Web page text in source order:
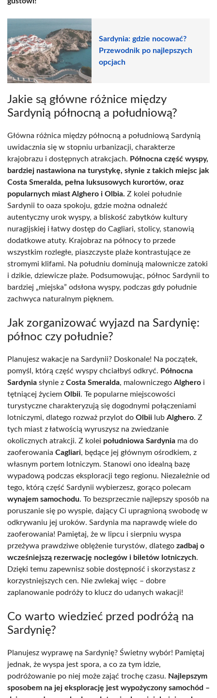
Sardynia: gdzie nocować?
Przewodnik po najlepszych
opcjach
Jakie są główne różnice między
Sardynią północną a południową?
Główna różnica między północną a południową Sardynią
uwidacznia się w stopniu urbanizacji, charakterze
krajobrazu i dostępnych atrakcjach. Północna część wyspy,
bardziej nastawiona na turystykę, słynie z takich miejsc jak
Costa Smeralda, pełna luksusowych kurortów, oraz
popularnych miast Alghero i Olbia. Z kolei południe
Sardynii to oaza spokoju, gdzie można odnaleźć
autentyczny urok wyspy, a bliskość zabytków kultury
nuragijskiej i łatwy dostęp do Cagliari, stolicy, stanowią
dodatkowe atuty. Krajobraz na północy to przede
wszystkim rozległe, piaszczyste plaże kontrastujące ze
stromymi klifami. Na południu dominują malownicze zatoki
i dzikie, dziewicze plaże. Podsumowując, północ Sardynii to
bardziej „miejska” odsłona wyspy, podczas gdy południe
zachwyca naturalnym pięknem.
Jak zorganizować wyjazd na Sardynię:
północ czy południe?
Planujesz wakacje na Sardynii? Doskonale! Na początek,
pomyśl, którą część wyspy chciałbyś odkryć. Północna
Sardynia słynie z Costa Smeralda, malowniczego Alghero i
tętniącej życiem Olbii. Te popularne miejscowości
turystyczne charakteryzują się dogodnymi połączeniami
lotniczymi, dlatego rozważ przylot do Olbii lub Alghero. Z
tych miast z łatwością wyruszysz na zwiedzanie
okolicznych atrakcji. Z kolei południowa Sardynia ma do
zaoferowania Cagliari, będące jej głównym ośrodkiem, z
własnym portem lotniczym. Stanowi ono idealną bazę
wypadową podczas eksploracji tego regionu. Niezależnie od
tego, którą część Sardynii wybierzesz, gorąco polecam
wynajem samochodu. To bezsprzecznie najlepszy sposób na
poruszanie się po wyspie, dający Ci upragnioną swobodę w
odkrywaniu jej uroków. Sardynia ma naprawdę wiele do
zaoferowania! Pamiętaj, że w lipcu i sierpniu wyspa
przeżywa prawdziwe oblężenie turystów, dlatego zadbaj o
wcześniejszą rezerwację noclegów i biletów lotniczych.
Dzięki temu zapewnisz sobie dostępność i skorzystasz z
korzystniejszych cen. Nie zwlekaj więc – dobre
zaplanowanie podróży to klucz do udanych wakacji!
Co warto wiedzieć przed podróżą na
Sardynię?
Planujesz wyprawę na Sardynię? Świetny wybór! Pamiętaj
jednak, że wyspa jest spora, a co za tym idzie,
podróżowanie po niej może zająć trochę czasu. Najlepszym
sposobem na jej eksplorację jest wypożyczony samochód –